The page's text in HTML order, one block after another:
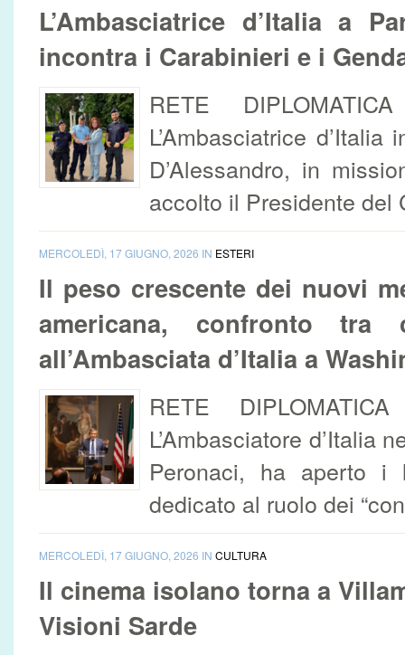
L’Ambasciatrice d’Italia a
incontra i Carabinieri e i
RETE
L’Ambasciatrice
D’Alessandro, in
accolto il Presidente del
MERCOLEDÌ, 17 GIUGNO, 2026 IN ESTERI
Il peso crescente dei nuovi
americana, confronto tra
all’Ambasciata d’Italia a
RETE
L’Ambasciatore d’Italia
Peronaci, ha aperto i
dedicato al ruolo dei
MERCOLEDÌ, 17 GIUGNO, 2026 IN CULTURA
Il cinema isolano torna a
Visioni Sarde